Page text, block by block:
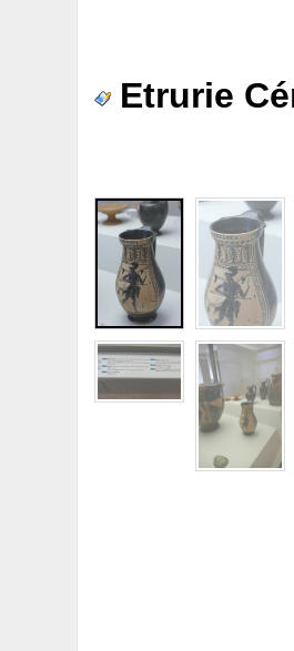
Etrurie